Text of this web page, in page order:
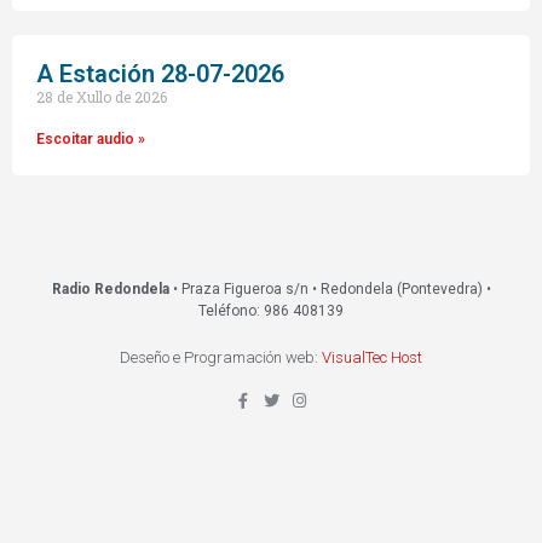
A Estación 28-07-2026
28 de Xullo de 2026
Escoitar audio »
Radio Redondela• Praza Figueroa s/n • Redondela (Pontevedra) •
Teléfono: 986 408139
Deseño e Programación web: VisualTec Host